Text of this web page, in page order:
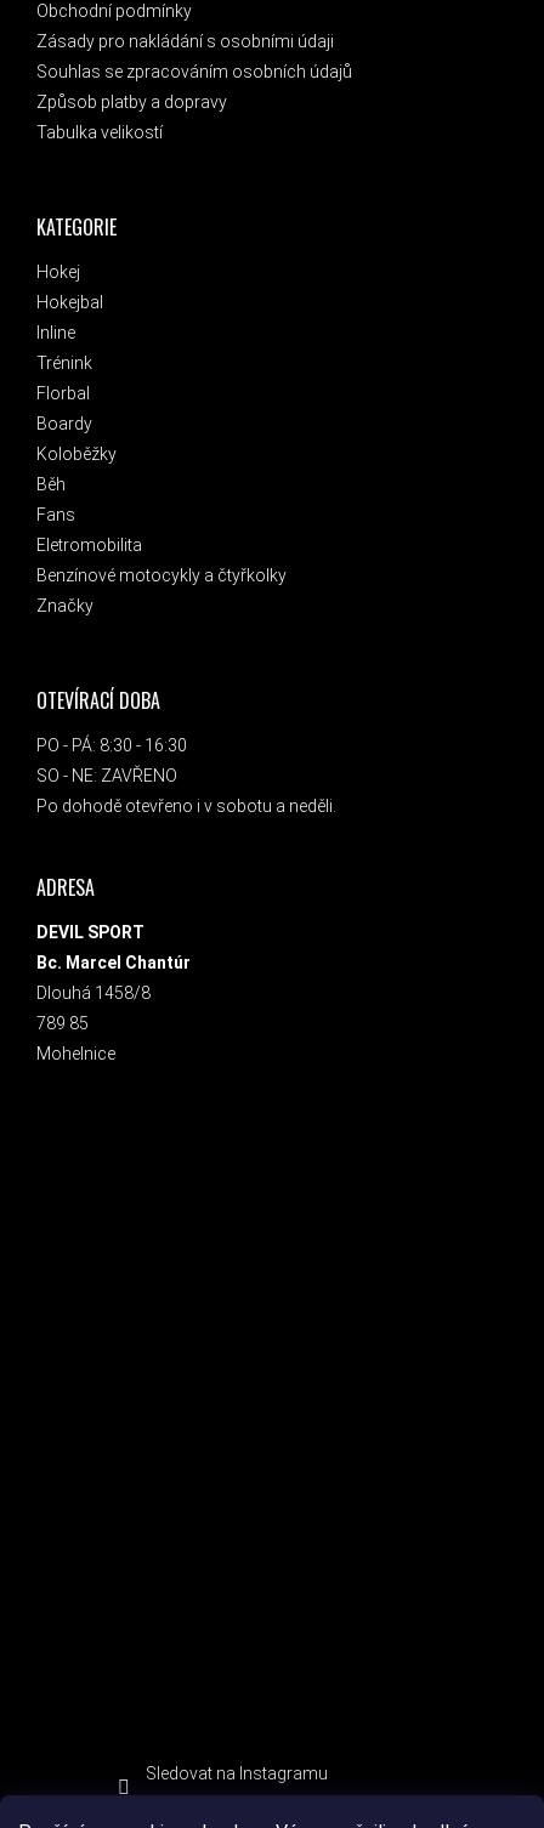
KATEGORIE
Hokej
Hokejbal
Inline
Trénink
Florbal
Boardy
Koloběžky
Běh
Fans
Eletromobilita
Benzínové motocykly a čtyřkolky
Značky
Obchodní podmínky
Zásady pro nakládání s osobními údaji
Souhlas se zpracováním osobních údajů
Způsob platby a dopravy
Tabulka velikostí
OTEVÍRACÍ DOBA
PO - PÁ: 8:30 - 16:30
SO - NE: ZAVŘENO
Po dohodě otevřeno i v sobotu a neděli.
ADRESA
DEVIL SPORT
Bc. Marcel Chantúr
Dlouhá 1458/8
789 85
Mohelnice
Sledovat na Instagramu